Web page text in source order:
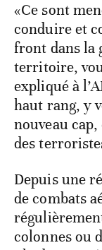
«Ce sont
conduire et
front dans la
territoire,
expliqué à
haut rang, y
nouveau
des
Depuis une
de combats
colonnes ou